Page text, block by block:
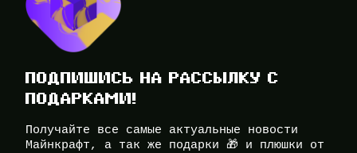
ПОДПИШИСЬ НА РАССЫЛКУ С
ПОДАРКАМИ!
Получайте все самые актуальные новости
Майнкрафт, а так же подарки 🎁 и плюшки от